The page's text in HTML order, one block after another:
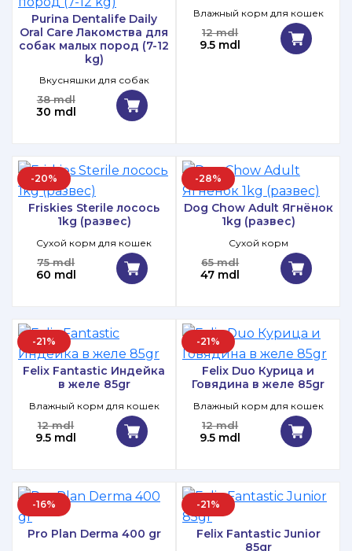
Purina Dentalife Daily
Oral Care Лакомства для
собак малых пород (7-12
kg)
Вкусняшки для собак
38 mdl
30 mdl
Влажный корм для кошек
12 mdl
9.5 mdl
-20%
Friskies Sterile лосось
1kg (развес)
Сухой корм для кошек
75 mdl
60 mdl
-28%
Dog Chow Adult Ягнёнок
1kg (развес)
Сухой корм
65 mdl
47 mdl
-21%
Felix Fantastic Индейка
в желе 85gr
Влажный корм для кошек
12 mdl
9.5 mdl
-21%
Felix Duo Курица и
Говядина в желе 85gr
Влажный корм для кошек
12 mdl
9.5 mdl
-16%
Pro Plan Derma 400 gr
-21%
Felix Fantastic Junior
85gr